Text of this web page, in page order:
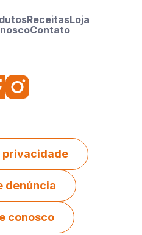
ReceitasLoja
Contato
privacidade
denúncia
conosco